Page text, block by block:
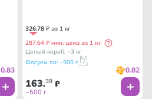
0.83
326.78 ₽ за 1 кг
287.64 ₽ мин. цена за 1 кг
Целый короб: ~3 кг
Фасуем по: ~500 г
0.82
163.39 ₽
~500 г